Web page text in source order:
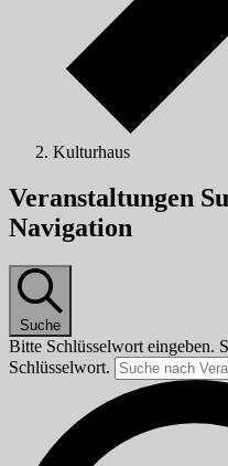
Kulturhaus
Veranstaltungen
für
Veranstaltungen
Navigation
Suche
Bitte Schlüsselwort eingeben.
Schlüsselwort.